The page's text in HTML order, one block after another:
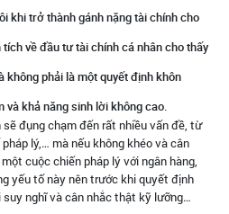
khi trở thành gánh nặng tài chính cho
về đầu tư tài chính cá nhân cho thấy
không phải là một quyết định khôn
và khả năng sinh lời không cao.
đụng chạm đến rất nhiều vấn đề, từ
lý,… mà nếu không khéo và cân
cuộc chiến pháp lý với ngân hàng,
yếu tố này nên trước khi quyết định
suy nghĩ và cân nhắc thật kỹ lưỡng…